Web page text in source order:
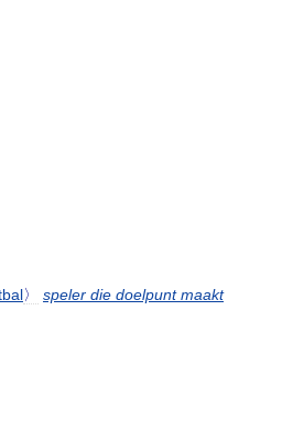
〉 speler die doelpunt maakt